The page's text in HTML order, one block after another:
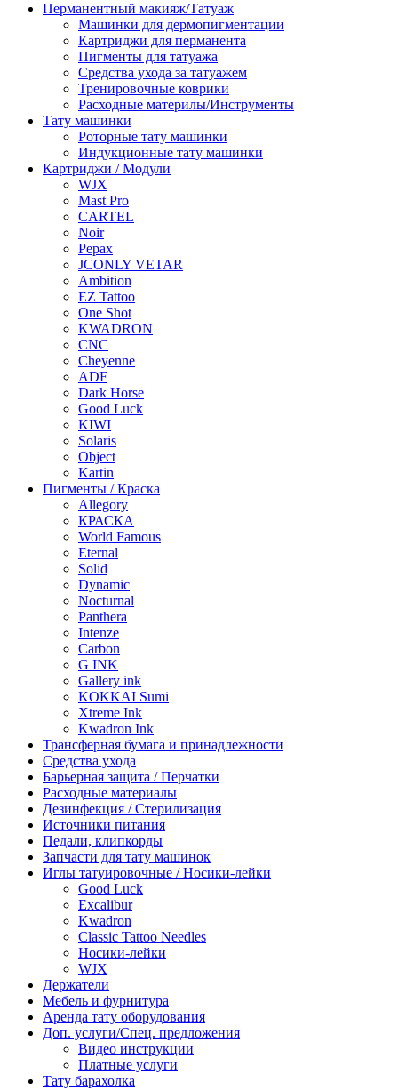
Перманентный макияж/Татуаж
Машинки для дермопигментации
Картриджи для перманента
Пигменты для татуажа
Средства ухода за татуажем
Тренировочные коврики
Расходные материлы/Инструменты
Тату машинки
Роторные тату машинки
Индукционные тату машинки
Картриджи / Модули
WJX
Mast Pro
CARTEL
Noir
Pepax
JCONLY VETAR
Ambition
EZ Tattoo
One Shot
KWADRON
CNC
Cheyenne
ADF
Dark Horse
Good Luck
KIWI
Solaris
Object
Kartin
Пигменты / Краска
Allegory
КРАСКА
World Famous
Eternal
Solid
Dynamic
Nocturnal
Panthera
Intenze
Carbon
G INK
Gallery ink
KOKKAI Sumi
Xtreme Ink
Kwadron Ink
Трансферная бумага и принадлежности
Средства ухода
Барьерная защита / Перчатки
Расходные материалы
Дезинфекция / Стерилизация
Источники питания
Педали, клипкорды
Запчасти для тату машинок
Иглы татуировочные / Носики-лейки
Good Luck
Excalibur
Kwadron
Classic Tattoo Needles
Носики-лейки
WJX
Держатели
Мебель и фурнитура
Аренда тату оборудования
Доп. услуги/Спец. предложения
Видео инструкции
Платные услуги
Тату барахолка